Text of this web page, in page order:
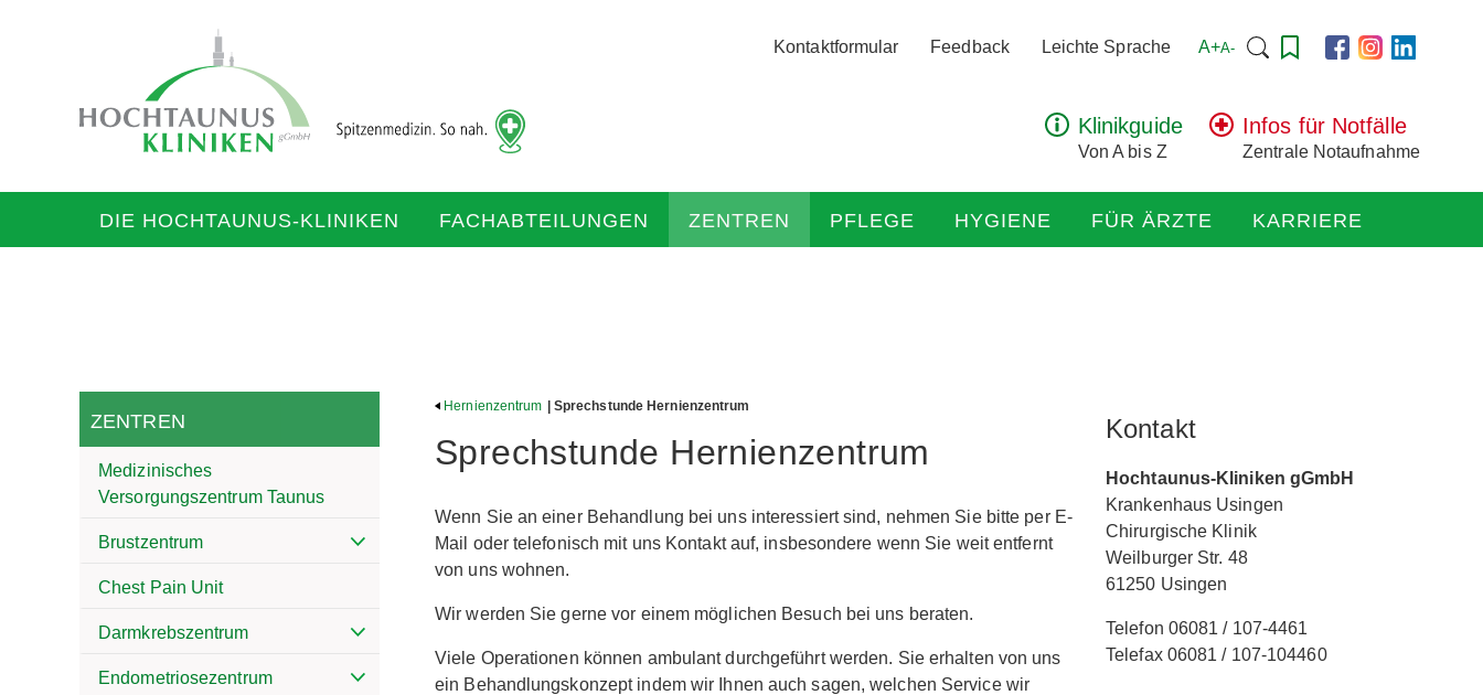
zur
Startseite
Kontaktformular Feedback Leichte Sprache A+A- Suchen
Klinikguide
Von A bis Z
Infos für Notfälle
Zentrale Notaufnahme
DIE HOCHTAUNUS-KLINIKEN FACHABTEILUNGEN ZENTREN PFLEGE HYGIENE FÜR ÄRZTE KARRIERE
ZENTREN
Medizinisches
Versorgungszentrum Taunus
Brustzentrum
Chest Pain Unit
Darmkrebszentrum
Endometriosezentrum
Hernienzentrum | Sprechstunde Hernienzentrum
Sprechstunde Hernienzentrum
Wenn Sie an einer Behandlung bei uns interessiert sind, nehmen Sie bitte per E-
Mail oder telefonisch mit uns Kontakt auf, insbesondere wenn Sie weit entfernt
von uns wohnen.
Wir werden Sie gerne vor einem möglichen Besuch bei uns beraten.
Viele Operationen können ambulant durchgeführt werden. Sie erhalten von uns
ein Behandlungskonzept indem wir Ihnen auch sagen, welchen Service wir
Kontakt
Hochtaunus-Kliniken gGmbH
Krankenhaus Usingen
Chirurgische Klinik
Weilburger Str. 48
61250 Usingen
Telefon 06081 / 107-4461
Telefax 06081 / 107-104460